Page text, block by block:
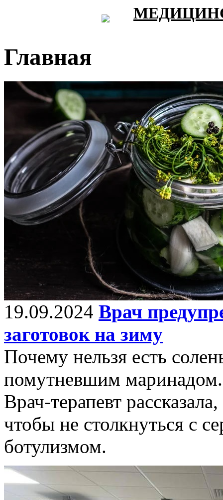
Главная
19.09.2024 Врач
заготовок на зиму
Почему нельзя есть
помутневшим маринадом.
Врач-терапевт
чтобы не столкнуться с
ботулизмом.